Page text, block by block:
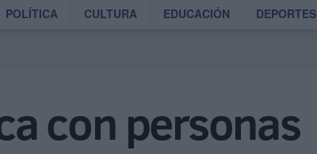
POLÍTICA CULTURA EDUCACIÓN DEPORTES
con personas